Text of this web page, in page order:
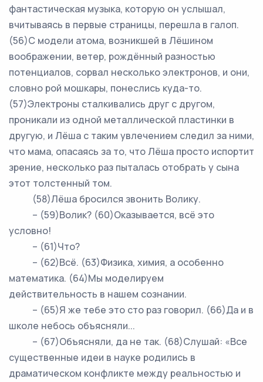
фантастическая музыка, которую он услышал,
вчитываясь в первые страницы, перешла в галоп.
(56)С модели атома, возникшей в Лёшином
воображении, ветер, рождённый разностью
потенциалов, сорвал несколько электронов, и они,
словно рой мошкары, понеслись куда-то.
(57)Электроны сталкивались друг с другом,
проникали из одной металлической пластинки в
другую, и Лёша с таким увлечением следил за ними,
что мама, опасаясь за то, что Лёша просто испортит
зрение, несколько раз пыталась отобрать у сына
этот толстенный том.
(58)Лёша бросился звонить Волику.
– (59)Волик? (60)Оказывается, всё это
условно!
– (61)Что?
– (62)Всё. (63)Физика, химия, а особенно
математика. (64)Мы моделируем
действительность в нашем сознании.
– (65)Я же тебе это сто раз говорил. (66)Да и в
школе небось объясняли...
– (67)Объясняли, да не так. (68)Слушай: «Все
существенные идеи в науке родились в
драматическом конфликте между реальностью и